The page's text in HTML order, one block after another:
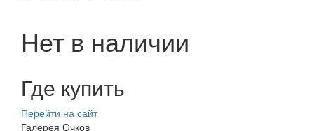
Нет в наличии
Где купить
Перейти на сайт
Галерея Очков